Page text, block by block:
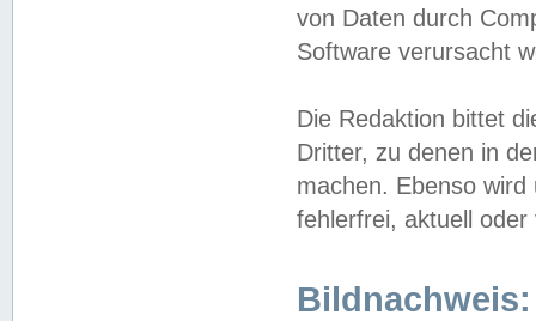
von Daten durch
Software verursacht
Die Redaktion bittet
Dritter, zu denen in
machen. Ebenso
fehlerfrei, aktuell oder
Bildnachweis: